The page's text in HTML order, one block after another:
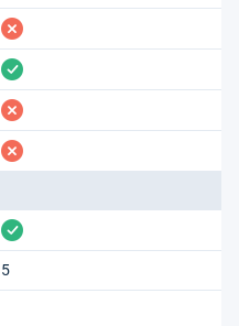
fehlt
vorhanden
fehlt
fehlt
vorhanden
5